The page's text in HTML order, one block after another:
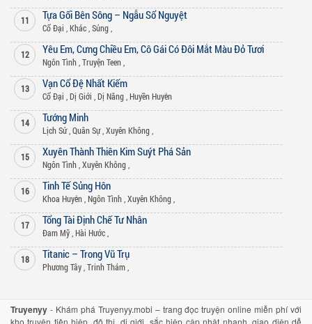
11 Tựa Gối Bên Sông – Ngẫu Sổ Nguyệt
Cổ Đại Khác Sủng
12 Yêu Em, Cưng Chiều Em, Cô Gái Có Đôi Mắt Màu Đỏ Tươi
Ngôn Tình Truyện Teen
13 Vạn Cổ Đệ Nhất Kiếm
Cổ Đại Dị Giới Dị Năng Huyền Huyễn
14 Tướng Minh
Lịch Sử, Quân Sự, Xuyên Không
15 Xuyên Thành Thiên Kim Suýt Phá Sản
Ngôn Tình Xuyên Không
16 Tinh Tế Sủng Hôn
Khoa Huyễn Ngôn Tình Xuyên Không
17 Tổng Tài Định Chế Tư Nhân
Đam Mỹ Hài Hước
18 Titanic – Trong Vũ Trụ
Phương Tây Trinh Thám
Truyenyy - Khám phá Truyenyy.mobi – trang đọc truyện online miễn phí với
kho truyện tiên hiệp, đô thị, dị giới, sắc hiệp cập nhật nhanh, giao diện dễ